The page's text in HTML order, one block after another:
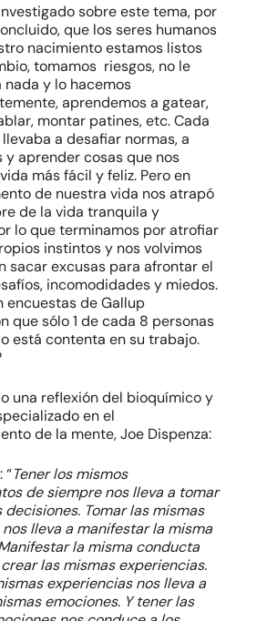
sobre este tema, por
que los seres humanos
nacimiento estamos listos
tomamos riesgos, no le
nada y lo hacemos
aprendemos a gatear,
montar patines, etc. Cada
a desafiar normas, a
y aprender cosas que nos
más fácil y feliz. Pero en
de nuestra vida nos atrapó
de la vida tranquila y
lo que terminamos por atrofiar
instintos y nos volvimos
sacar excusas para afrontar el
incomodidades y miedos.
encuestas de Gallup
que sólo 1 de cada 8 personas
está contenta en su trabajo.
una reflexión del bioquímico y
en el
de la mente, Joe Dispenza:
“Tener los mismos
de siempre nos lleva a tomar
decisiones. Tomar las mismas
lleva a manifestar la misma
la misma conducta
las mismas experiencias.
experiencias nos lleva a
emociones. Y tener las